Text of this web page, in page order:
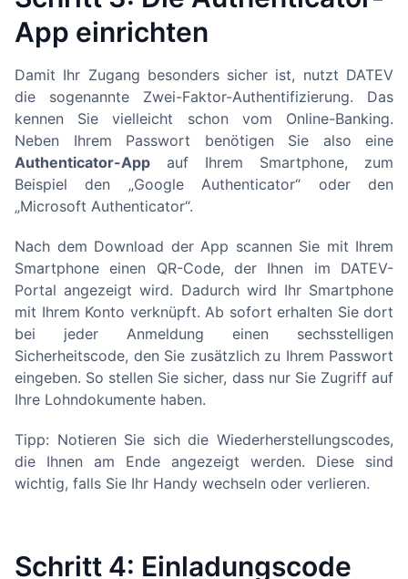
App einrichten
Damit Ihr Zugang besonders sicher ist, nutzt DATEV
die sogenannte Zwei-Faktor-Authentifizierung. Das
kennen Sie vielleicht schon vom Online-Banking.
Neben Ihrem Passwort benötigen Sie also eine
Authenticator-App auf Ihrem Smartphone, zum
Beispiel den „Google Authenticator“ oder den
„Microsoft Authenticator“.
Nach dem Download der App scannen Sie mit Ihrem
Smartphone einen QR-Code, der Ihnen im DATEV-
Portal angezeigt wird. Dadurch wird Ihr Smartphone
mit Ihrem Konto verknüpft. Ab sofort erhalten Sie dort
bei jeder Anmeldung einen sechsstelligen
Sicherheitscode, den Sie zusätzlich zu Ihrem Passwort
eingeben. So stellen Sie sicher, dass nur Sie Zugriff auf
Ihre Lohndokumente haben.
Tipp: Notieren Sie sich die Wiederherstellungscodes,
die Ihnen am Ende angezeigt werden. Diese sind
wichtig, falls Sie Ihr Handy wechseln oder verlieren.
Schritt 4: Einladungscode